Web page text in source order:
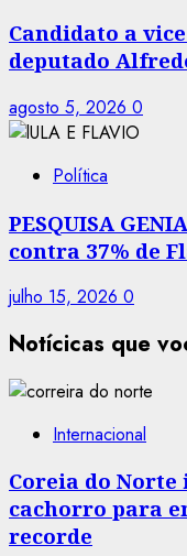
Candidato a
deputado
agosto 5, 2026 0
Política
PESQUISA
contra 37% de
julho 15, 2026 0
Notícicas que
Internacional
Coreia do Norte
cachorro para
recorde